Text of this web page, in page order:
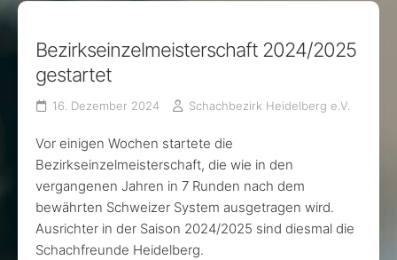
Bezirkseinzelmeisterschaft 2024/2025
gestartet
16. Dezember 2024 Schachbezirk Heidelberg e.V.
Vor einigen Wochen startete die
Bezirkseinzelmeisterschaft, die wie in den
vergangenen Jahren in 7 Runden nach dem
bewährten Schweizer System ausgetragen wird.
Ausrichter in der Saison 2024/2025 sind diesmal die
Schachfreunde Heidelberg.